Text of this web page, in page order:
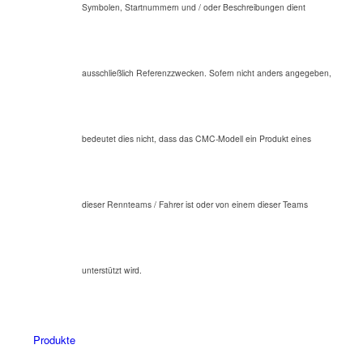
Symbolen, Startnummern und / oder Beschreibungen dient
ausschließlich Referenzzwecken. Sofern nicht anders angegeben,
bedeutet dies nicht, dass das CMC-Modell ein Produkt eines
dieser Rennteams / Fahrer ist oder von einem dieser Teams
unterstützt wird.
Produkte